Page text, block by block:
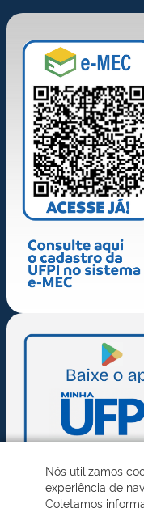
Nós utilizamos
experiência de
Coletamos